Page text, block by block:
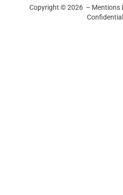
Copyright © 2026 – Mentions